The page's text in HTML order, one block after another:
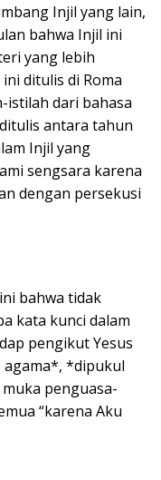
Injil yang lain,
bahwa Injil ini
yang lebih
ditulis di Roma
istilah dari bahasa
antara tahun
Injil yang
sengsara karena
dengan persekusi
bahwa tidak
kata kunci dalam
pengikut Yesus
agama*, *dipukul
penguasa-
“karena Aku